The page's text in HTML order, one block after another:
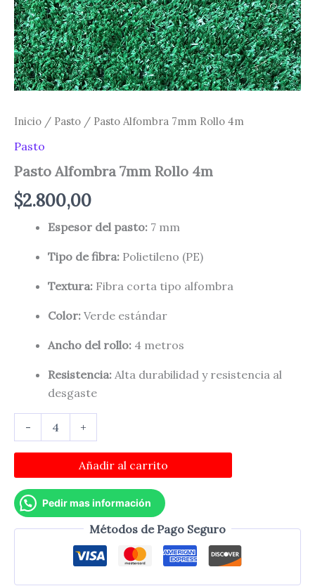
Inicio / Pasto / Pasto Alfombra 7mm Rollo 4m
Pasto
Pasto Alfombra 7mm Rollo 4m
$2.800,00
Espesor del pasto: 7 mm
Tipo de fibra: Polietileno (PE)
Textura: Fibra corta tipo alfombra
Color: Verde estándar
Ancho del rollo: 4 metros
Resistencia: Alta durabilidad y resistencia al
desgaste
-
Alfombra
4m
cantidad
+
Añadir al carrito
Pedir mas información
Métodos de Pago Seguro